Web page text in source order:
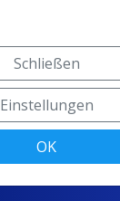
Schließen
Einstellungen
OK